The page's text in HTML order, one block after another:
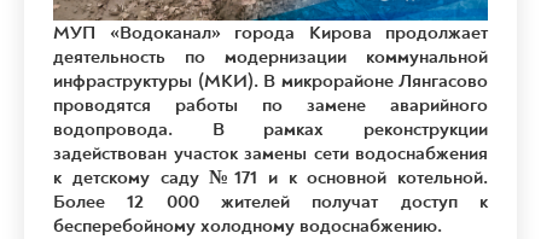
МУП «Водоканал» города Кирова продолжает
деятельность по модернизации коммунальной
инфраструктуры (МКИ). В микрорайоне Лянгасово
проводятся работы по замене аварийного
водопровода. В рамках реконструкции
задействован участок замены сети водоснабжения
к детскому саду №171 и к основной котельной.
Более 12 000 жителей получат доступ к
бесперебойному холодному водоснабжению.